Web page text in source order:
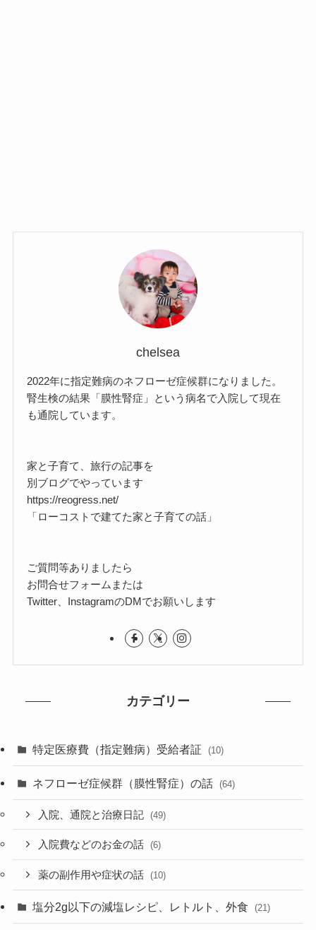
chelsea
2022年に指定難病のネフローゼ症候群になりました。
腎生検の結果「膜性腎症」という病名で入院して現在
も通院しています。
家と子育て、旅行の記事を
別ブログでやっています
https://reogress.net/
「ローコストで建てた家と子育ての話」
ご質問等ありましたら
お問合せフォームまたは
Twitter、InstagramのDMでお願いします
カテゴリー
特定医療費（指定難病）受給者証 (10)
ネフローゼ症候群（膜性腎症）の話 (64)
入院、通院と治療日記 (49)
入院費などのお金の話 (6)
薬の副作用や症状の話 (10)
塩分2g以下の減塩レシピ、レトルト、外食 (21)